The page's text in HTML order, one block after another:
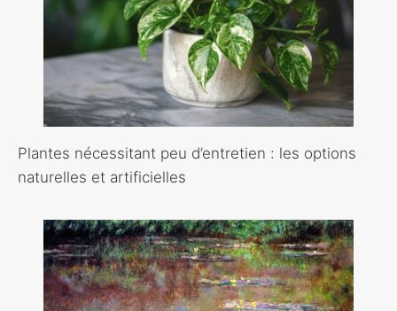
Plantes nécessitant peu d’entretien : les options
naturelles et artificielles